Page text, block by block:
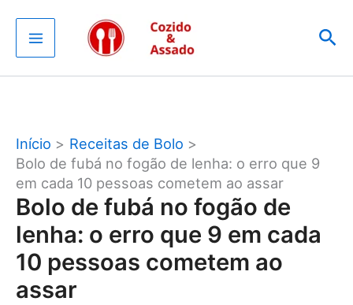
para
conteúdo
Início
Receitas de Bolo
Bolo de fubá no fogão de lenha: o erro que 9
em cada 10 pessoas cometem ao assar
Bolo de fubá no fogão de
lenha: o erro que 9 em cada
10 pessoas cometem ao
assar